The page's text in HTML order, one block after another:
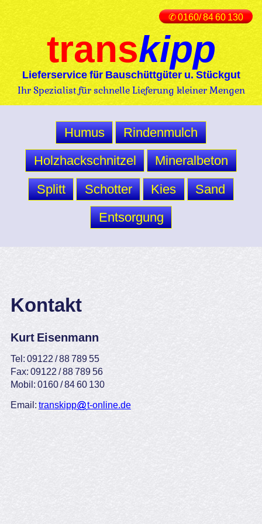
✆ 0160/ 84 60 130
transkipp
Lieferservice für Bauschüttgüter u. Stückgut
Ihr Spezialist für schnelle Lieferung kleiner Mengen
Humus
Rindenmulch
Holzhackschnitzel
Mineralbeton
Splitt
Schotter Kies
Sand
Entsorgung
Kontakt
Kurt Eisenmann
Tel: 09122 / 88 789 55
Fax: 09122 / 88 789 56
Mobil: 0160 / 84 60 130
Email: transkipp t-online.de